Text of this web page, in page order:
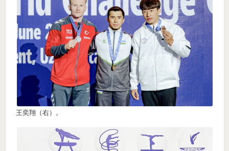
王奕翔（右）。